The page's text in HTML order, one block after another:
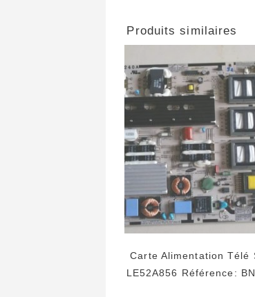
Produits similaires
Carte Alimentation Télé
LE52A856 Référence: